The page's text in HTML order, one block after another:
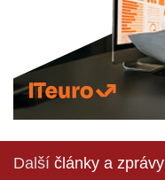
Další články a zprávy